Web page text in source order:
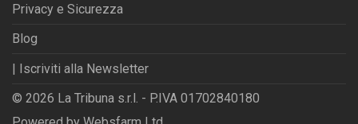
Privacy e Sicurezza
Blog
| Iscriviti alla Newsletter
© 2026 La Tribuna s.r.l. - P.IVA 01702840180